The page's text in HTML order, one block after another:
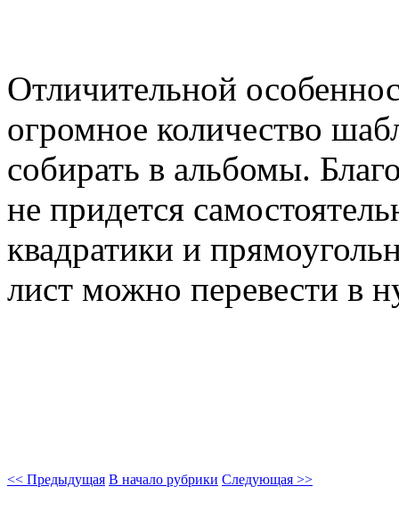
Отличительной
огромное количество
собирать в альбомы.
не придется
квадратики и
лист можно перевести в
<< Предыдущая В начало рубрики Следующая >>